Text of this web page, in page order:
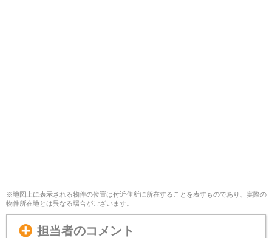
※地図上に表示される物件の位置は付近住所に所在することを表すものであり、実際の
物件所在地とは異なる場合がございます。
担当者のコメント